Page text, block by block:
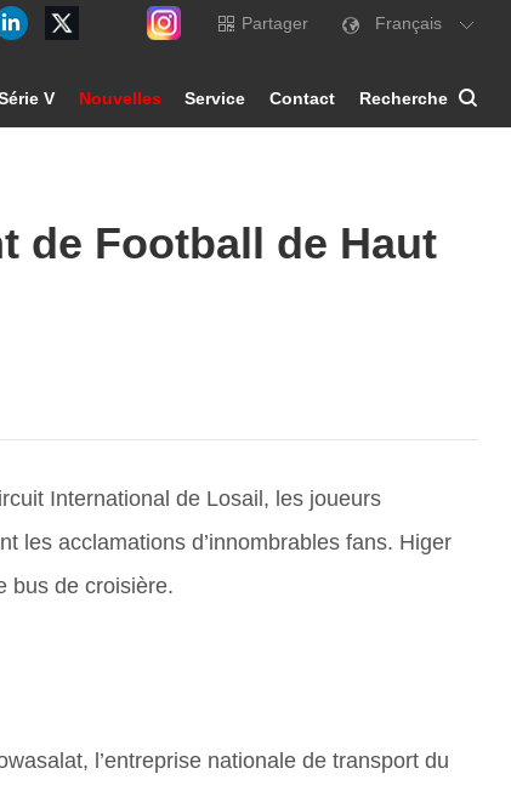
Français
Partager
V Nouvelles Service Contact Recherche
de Football de Haut
International de Losail, les joueurs
les acclamations d’innombrables fans. Higer
bus de croisière.
l’entreprise nationale de transport du